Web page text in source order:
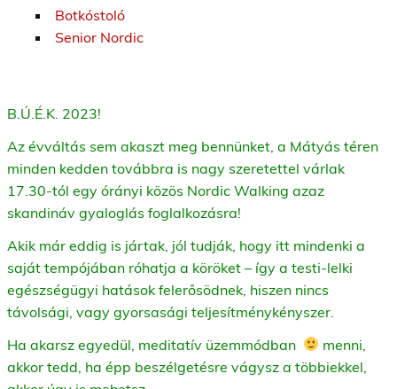
Botkóstoló
Senior Nordic
B.Ú.É.K. 2023!
Az évváltás sem akaszt meg bennünket, a Mátyás téren
minden kedden továbbra is nagy szeretettel várlak
17.30-tól egy órányi közös Nordic Walking azaz
skandináv gyaloglás foglalkozásra!
Akik már eddig is jártak, jól tudják, hogy itt mindenki a
saját tempójában róhatja a köröket – így a testi-lelki
egészségügyi hatások felerősödnek, hiszen nincs
távolsági, vagy gyorsasági teljesítménykényszer.
Ha akarsz egyedül, meditatív üzemmódban
menni,
akkor tedd, ha épp beszélgetésre vágysz a többiekkel,